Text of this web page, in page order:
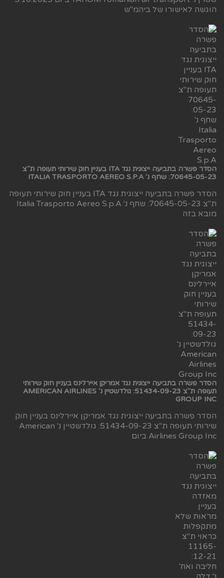
הוגשה לאישורו של ביהמ"ש
הסדר פשרה בתביעה ייצוגית נגד ITA בעניין חוק שירותי תעופה ת"צ
70645-05-23: שחף נ' ITALIA TRASPORTO AEREO S.P.A
הסדר פשרה בתביעה ייצוגית נגד ITA בעניין חוק שירותי תעופה
ת"צ 70645-05-23: שחף נ' Italia Trasporto Aereo S.p.A
מובא בזה
הסדר פשרה בתביעה ייצוגית נגד אמריקן איירלינס בעניין חוק שירותי
תעופה ת"צ 51434-09-23: גולדשטיין נ' AMERICAN AIRLINES
GROUP INC
הסדר פשרה בתביעה ייצוגית נגד אמריקן איירלינס בעניין חוק
שירותי תעופה ת"צ 51434-09-23: גולדשטיין נ' American
Airlines Group Inc ביום